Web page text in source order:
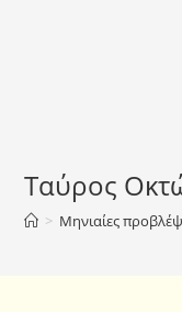
Ταύρος
> Μηνιαίες